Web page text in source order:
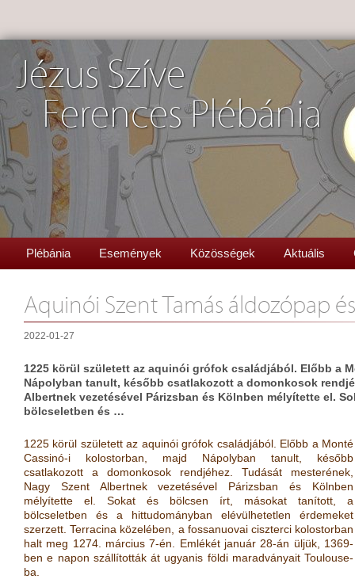
Jézus Szíve
Ferences Plébánia
Plébánia Események Közösségek Aktuális
Aquinói Szent Tamás áldozópap
2022-01-27
1225 körül született az aquinói grófok családjából. Előbb a
Nápolyban tanult, később csatlakozott a domonkosok
Albertnek vezetésével Párizsban és Kölnben mélyítette el.
bölcseletben és …
1225 körül született az aquinói grófok családjából. Előbb a Monté
Cassinó-i kolostorban, majd Nápolyban tanult, később
csatlakozott a domonkosok rendjéhez. Tudását mesterének,
Nagy Szent Albertnek vezetésével Párizsban és Kölnben
mélyítette el. Sokat és bölcsen írt, másokat tanított, a
bölcseletben és a hittudományban elévülhetetlen érdemeket
szerzett. Terracina közelében, a fossanuovai ciszterci kolostorban
halt meg 1274. március 7-én. Emlékét január 28-án üljük, 1369-
ben e napon szállították át ugyanis földi maradványait Toulouse-
ba.